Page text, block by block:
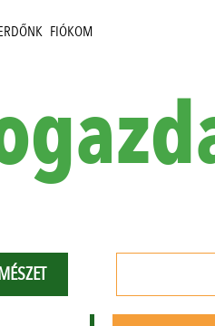
FIÓKOM